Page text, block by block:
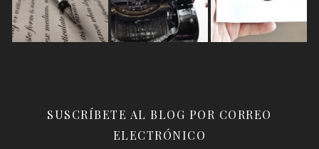
SUSCRÍBETE AL BLOG POR CORREO
ELECTRÓNICO